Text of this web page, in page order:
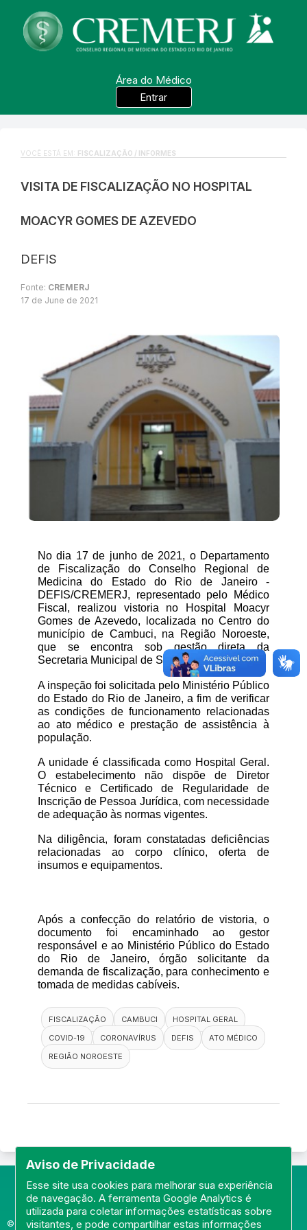
Área do Médico
Entrar
Aviso de Privacidade
Esse site usa cookies para melhorar sua experiência
de navegação. A ferramenta Google Analytics é
utilizada para coletar informações estatísticas sobre
visitantes, e pode compartilhar estas informações
VOCÊ ESTÁ EM: FISCALIZAÇÃO / INFORMES
VISITA DE FISCALIZAÇÃO NO HOSPITAL
MOACYR GOMES DE AZEVEDO
DEFIS
Fonte: CREMERJ
17 de June de 2021
No dia 17 de junho de 2021, o Departamento
de Fiscalização do Conselho Regional de
Medicina do Estado do Rio de Janeiro -
DEFIS/CREMERJ, representado pelo Médico
Fiscal, realizou vistoria no Hospital Moacyr
Gomes de Azevedo, localizada no Centro do
município de Cambuci, na Região Noroeste,
que se encontra sob gestão direta da
Secretaria Municipal de Saúde.
A inspeção foi solicitada pelo Ministério Público
do Estado do Rio de Janeiro, a fim de verificar
as condições de funcionamento relacionadas
ao ato médico e prestação de assistência à
população.
A unidade é classificada como Hospital Geral.
O estabelecimento não dispõe de Diretor
Técnico e Certificado de Regularidade de
Inscrição de Pessoa Jurídica, com necessidade
de adequação às normas vigentes.
Na diligência, foram constatadas deficiências
relacionadas ao corpo clínico, oferta de
insumos e equipamentos.
Após a confecção do relatório de vistoria, o
documento foi encaminhado ao gestor
responsável e ao Ministério Público do Estado
do Rio de Janeiro, órgão solicitante da
demanda de fiscalização, para conhecimento e
tomada de medidas cabíveis.
FISCALIZAÇÃO CAMBUCI
HOSPITAL GERAL
COVID-19
CORONAVÍRUS DEFIS
ATO MÉDICO
REGIÃO NOROESTE
© Portal do Conselho Regional de Medicina do Rio de Janeiro -